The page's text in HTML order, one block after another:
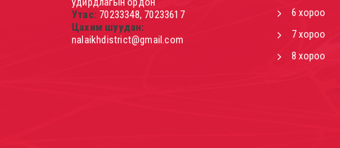
Утас: 70233348, 70233617
Цахим шуудан:
nalaikhdistrict@gmail.com
6 хороо
7 хороо
8 хороо